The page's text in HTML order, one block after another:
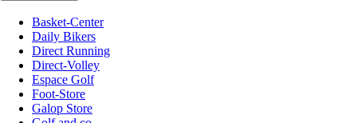
Basket-Center
Daily Bikers
Direct Running
Direct-Volley
Espace Golf
Foot-Store
Galop Store